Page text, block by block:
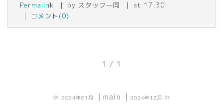
Permalink by スタッフ一同
at 17:30
コメント(0)
1 / 1
« 2024年01月 main 2024年12月 »